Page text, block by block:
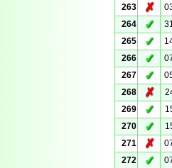
263
✗
264
✓
265
✓
266
✓
267
✓
268
✗
269
✓
270
✓
271
✗
272
✓